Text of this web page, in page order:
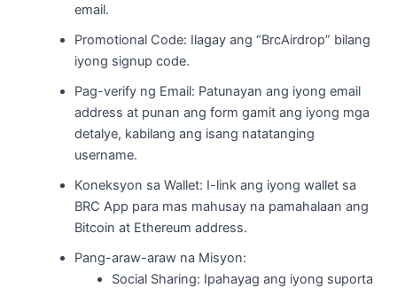
email.
Promotional Code: Ilagay ang “BrcAirdrop” bilang
iyong signup code.
Pag-verify ng Email: Patunayan ang iyong email
address at punan ang form gamit ang iyong mga
detalye, kabilang ang isang natatanging
username.
Koneksyon sa Wallet: I-link ang iyong wallet sa
BRC App para mas mahusay na pamahalaan ang
Bitcoin at Ethereum address.
Pang-araw-araw na Misyon:
Social Sharing: Ipahayag ang iyong suporta